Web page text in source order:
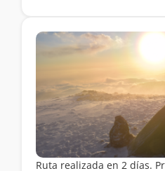
Ruta realizada en 2 días.